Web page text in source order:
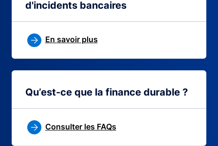
d'incidents bancaires
En savoir plus
Qu’est-ce que la finance durable ?
Consulter les FAQs